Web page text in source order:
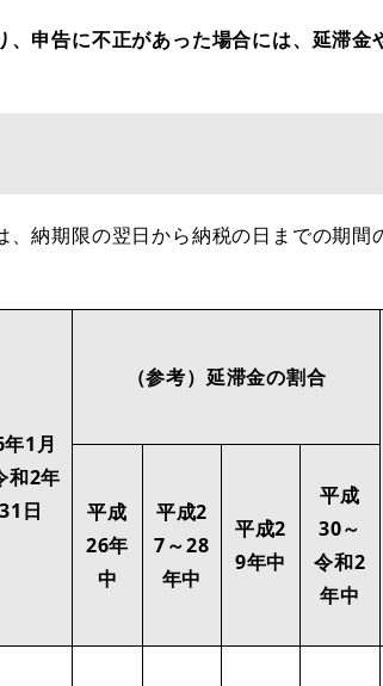
申告に不正があった場合には、延滞金
納期限の翌日から納税の日までの期間
1月
和2年
日
（参考）延滞金の割合
平成
26年
中
平成2
7～28
年中
平成2
9年中
平成
30～
令和2
年中